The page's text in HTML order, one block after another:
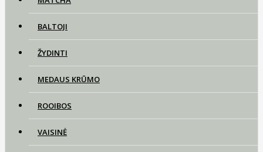
BALTOJI
ŽYDINTI
MEDAUS KRŪMO
ROOIBOS
VAISINĖ